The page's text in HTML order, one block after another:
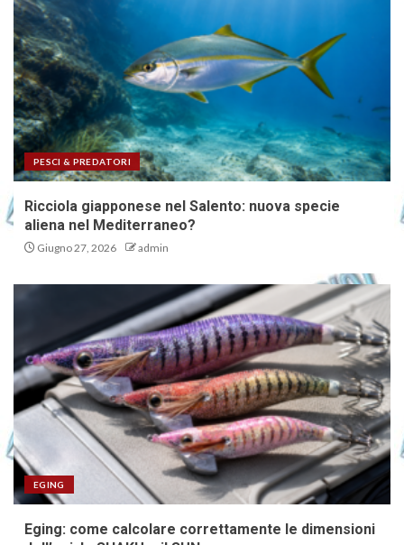
PESCI & PREDATORI
Ricciola giapponese nel Salento: nuova specie
aliena nel Mediterraneo?
Giugno 27, 2026 admin
EGING
Eging: come calcolare correttamente le dimensioni